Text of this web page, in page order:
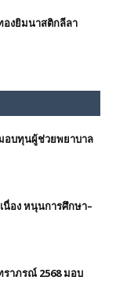
องยิมนาสติกลีลา
อบทุนผู้ช่วยพยาบาล
นื่อง หนุนการศึกษา–
าภรณ์ 2568 มอบ